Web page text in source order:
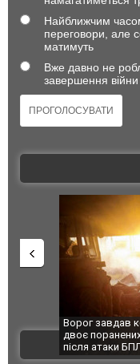
Найближчим
переговори, але
матимуть
Вже давно не
завершення війни
Ворог завдав
двоє поранених.
після атаки